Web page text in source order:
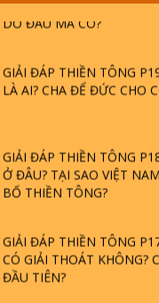
DO ĐÂU MÀ CÓ?
LÀ AI? CHA ĐỂ ĐỨC CHO
Ở ĐÂU? TẠI SAO VIỆT
BỐ THIỀN TÔNG?
CÓ GIẢI THOÁT KHÔNG?
ĐẦU TIÊN?